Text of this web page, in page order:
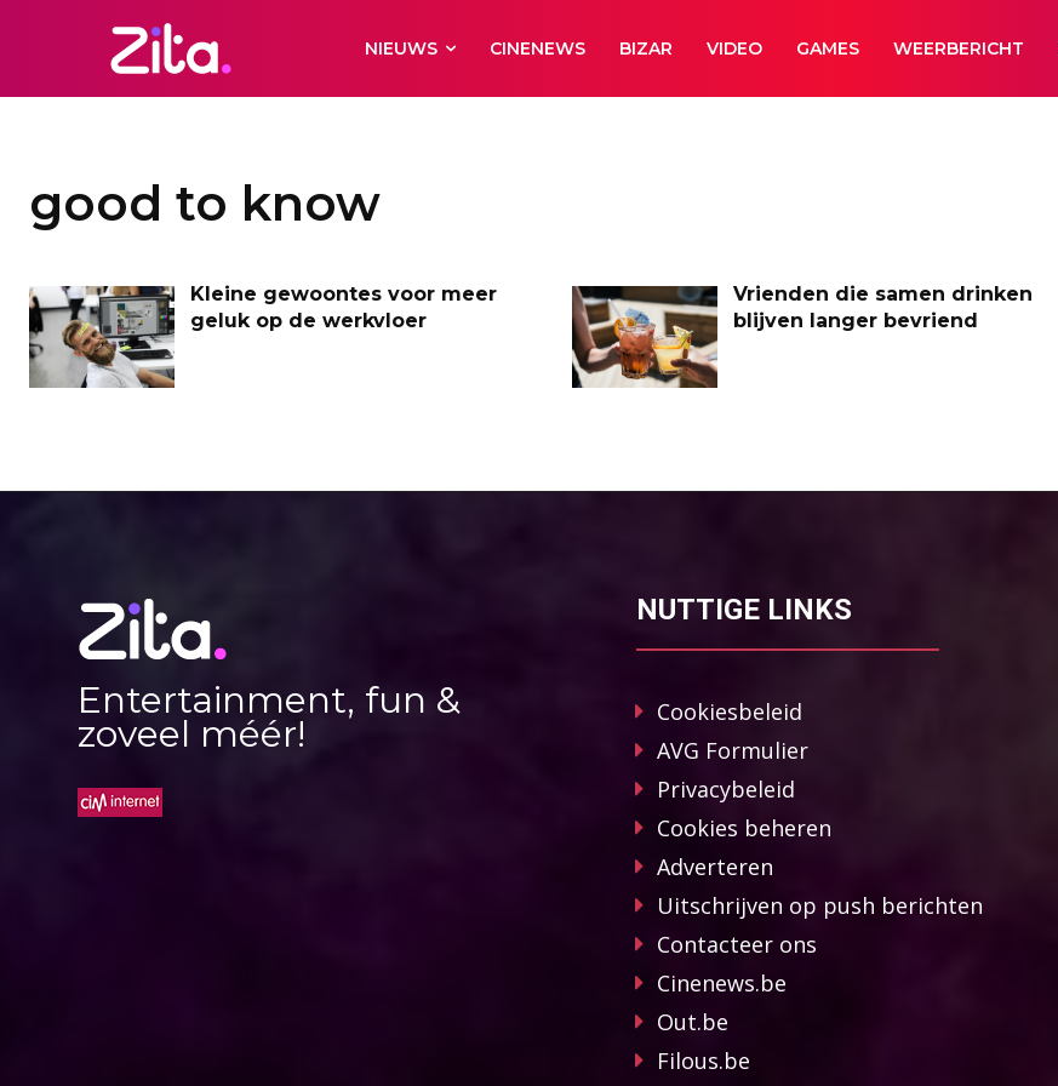
NIEUWS CINENEWS BIZAR VIDEO GAMES WEERBERICHT
good to know
Kleine gewoontes voor meer
geluk op de werkvloer
Vrienden die samen drinken
blijven langer bevriend
Entertainment, fun &
zoveel méér!
NUTTIGE LINKS
Cookiesbeleid
AVG Formulier
Privacybeleid
Cookies beheren
Adverteren
Uitschrijven op push berichten
Contacteer ons
Cinenews.be
Out.be
Filous.be